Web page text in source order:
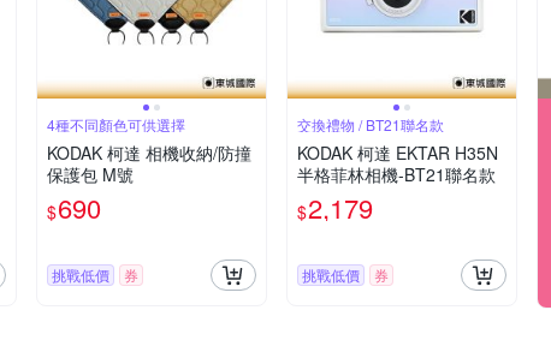
4種不同顏色可供選擇
KODAK 柯達 相機收納/防撞
保護包 M號
$690
挑戰低價 券
交換禮物 / BT21聯名款
KODAK 柯達 EKTAR H35N
半格菲林相機-BT21聯名款
$2,179
挑戰低價 券